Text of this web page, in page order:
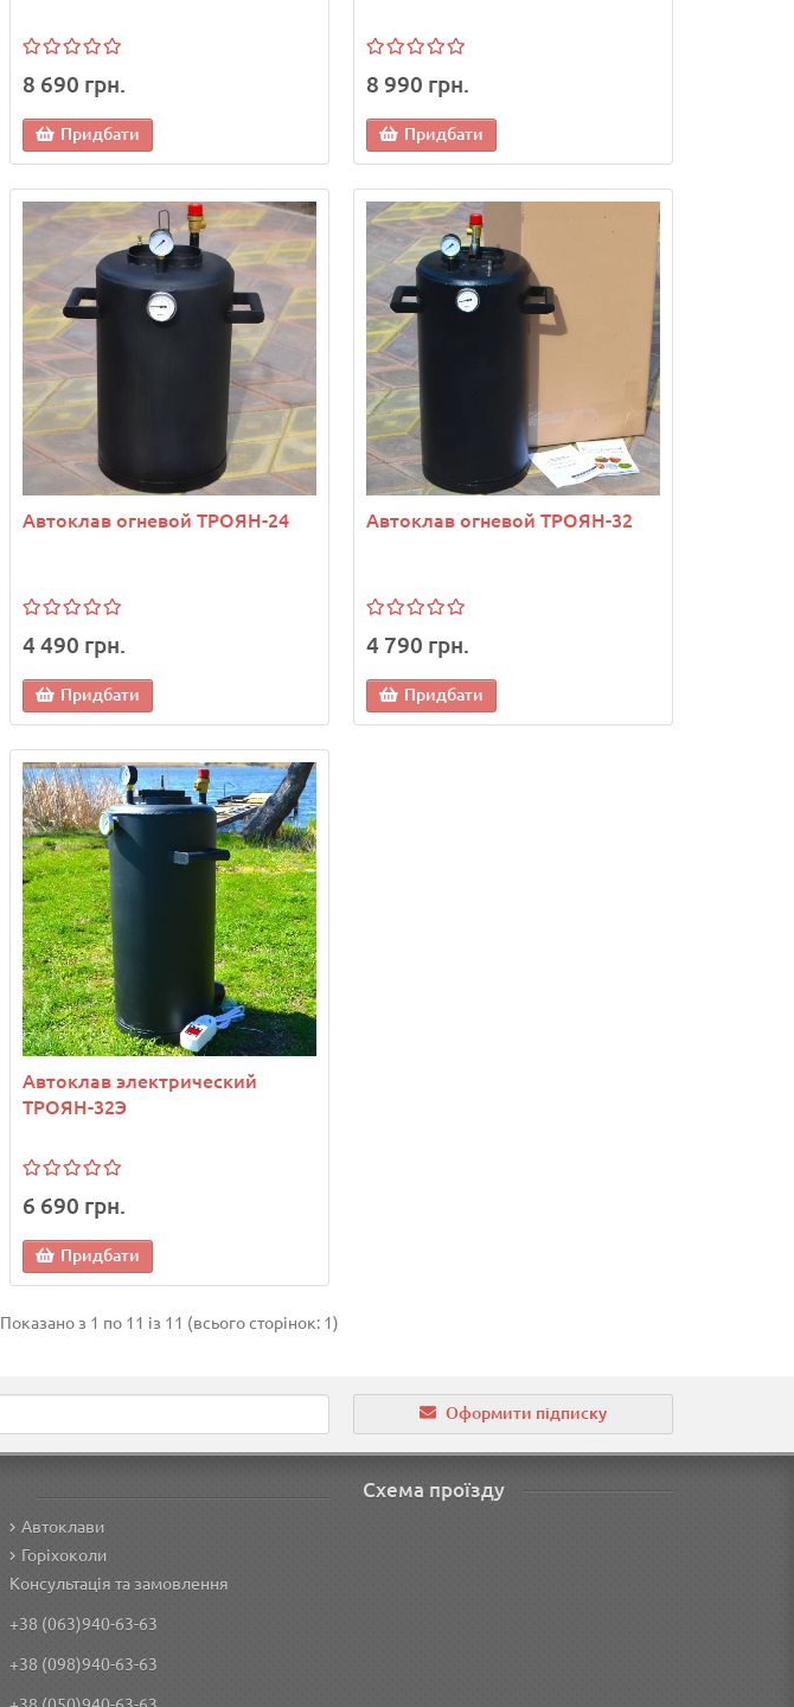
8 690 грн.
Придбати
8 990 грн.
Придбати
Автоклав огневой ТРОЯН-24
4 490 грн.
Придбати
Автоклав огневой ТРОЯН-32
4 790 грн.
Придбати
Автоклав электрический
ТРОЯН-32Э
6 690 грн.
Придбати
Показано з 1 по 11 із 11 (всього сторінок: 1)
Оформити підписку
Автоклави
Горіхоколи
Консультація та замовлення
+38 (063)940-63-63
+38 (098)940-63-63
Схема проїзду